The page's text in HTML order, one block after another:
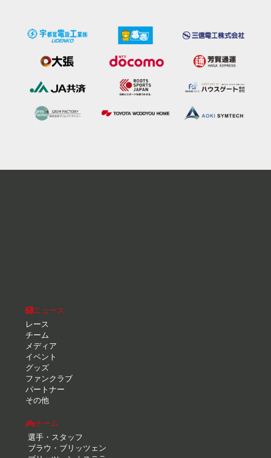
ニュース
レース
チーム
メディア
イベント
グッズ
ファンクラブ
パートナー
その他
チーム
選手・スタッフ
ブラウ・ブリッツェン